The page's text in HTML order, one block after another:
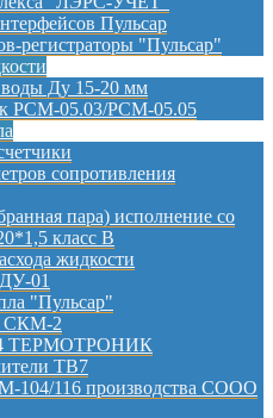
Пульсар
регистраторы "Пульсар"
Ду 15-20 мм
РСМ-05.03/РСМ-05.05
сопротивления
пара) исполнение со
класс B
жидкости
01
"Пульсар"
СКМ-2
ТЕРМОТРОНИК
ТВ7
104/116 производства СООО